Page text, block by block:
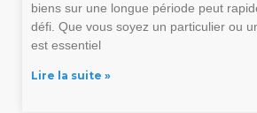
biens sur une longue période peut
défi. Que vous soyez un particulier ou
est essentiel
Lire la suite »